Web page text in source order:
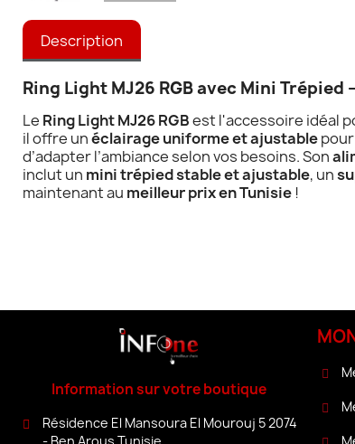
Description
Ring Light MJ26 RGB avec Mini
Le Ring Light MJ26 RGBest l'accessoire idéal
il offre unéclairage uniforme et ajustable
d’adapter l’ambiance selon vos besoins. Son
inclut un mini trépied stable et ajustable, un
maintenant au meilleur prix en Tunisie !
Information sur votre boutique
Résidence El Mansoura El Mourouj 5 2074